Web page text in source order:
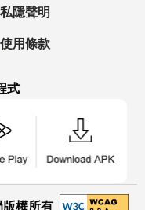
私隱聲明
使用條款
式
權所有